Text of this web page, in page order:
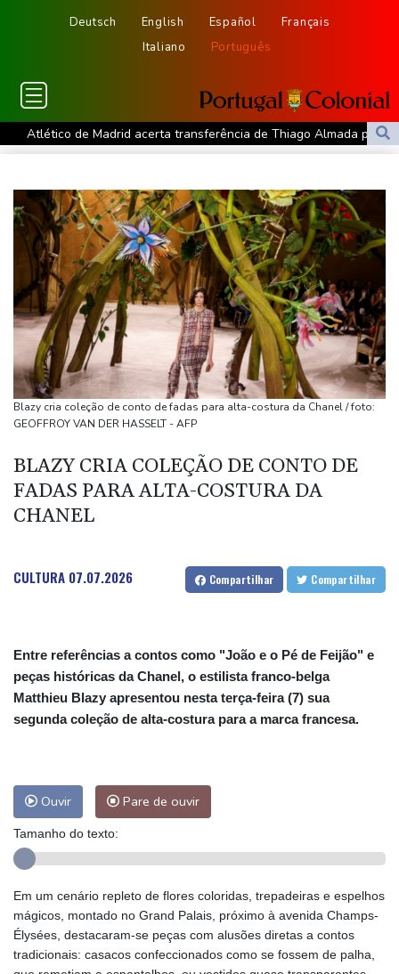
Deutsch English Español
Français
Italiano
Português
Atlético de Madrid acerta transferência de Thiago Almada para o
River Plate
migratória
Bruno Guimarães deixa Newcastle e assina com Arsenal
Hamas diz que segue disposto a avançar com plano de paz para
Gaza
Pai de Lionel Messi morre aos 68 anos
Emirados Árabes afirmam que Irã atacou petroleiro no Estreito
de Ormuz
Ex-advogado de Trump é confirmado como procurador-geral dos
EUA
de interferência russa
De la Espriella se alinha aos EUA com foco no 'narcoterrorismo'
Trump vai recorrer após Justiça bloquear obra de salão de baile
Blazy cria coleção de conto de fadas para alta-costura da Chanel / foto:
GEOFFROY VAN DER HASSELT - AFP
BLAZY CRIA COLEÇÃO DE CONTO DE
FADAS PARA ALTA-COSTURA DA
CHANEL
CULTURA 07.07.2026 Compartilhar Compartilhar
Entre referências a contos como "João e o Pé de Feijão" e
peças históricas da Chanel, o estilista franco-belga
Matthieu Blazy apresentou nesta terça-feira (7) sua
segunda coleção de alta-costura para a marca francesa.
Ouvir Pare de ouvir
Tamanho do texto:
Em um cenário repleto de flores coloridas, trepadeiras e espelhos
mágicos, montado no Grand Palais, próximo à avenida Champs-
Élysées, destacaram-se peças com alusões diretas a contos
tradicionais: casacos confeccionados como se fossem de palha,